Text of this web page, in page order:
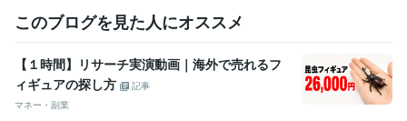
このブログを見た人にオススメ
【１時間】リサーチ実演動画｜海外で売れるフ
ィギュアの探し方
記事
マネー・副業